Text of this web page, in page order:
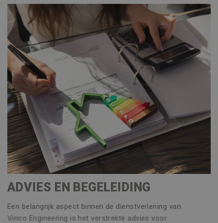
ADVIES EN BEGELEIDING
Een belangrijk aspect binnen de dienstverlening van
Vinco Engineering is het verstrekte advies voor